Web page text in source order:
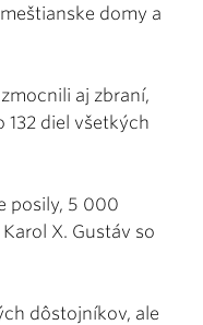
domy a
aj zbraní,
diel všetkých
posily, 5 000
X. Gustáv so
dôstojníkov, ale